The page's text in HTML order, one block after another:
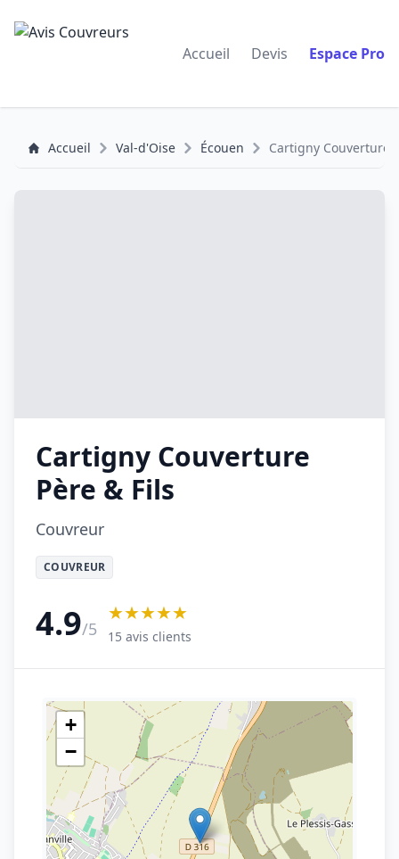
Accueil Devis Espace Pro
Accueil Val-d'Oise Écouen Cartigny Couverture
Cartigny Couverture
Père & Fils
Couvreur
COUVREUR
4.9/5
★★★★★
15 avis clients
+
−